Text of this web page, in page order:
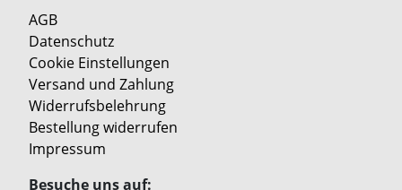
AGB
Datenschutz
Cookie Einstellungen
Versand und Zahlung
Widerrufsbelehrung
Bestellung widerrufen
Impressum
Besuche uns auf: